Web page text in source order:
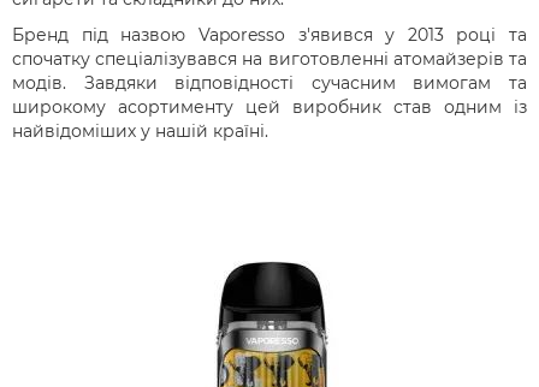
Бренд під назвою Vaporesso з'явився у 2013 році та
спочатку спеціалізувався на виготовленні атомайзерів та
модів. Завдяки відповідності сучасним вимогам та
широкому асортименту цей виробник став одним із
найвідоміших у нашій країні.